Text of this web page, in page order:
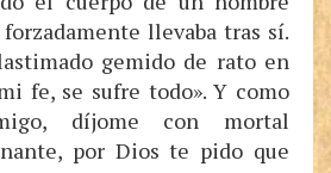
llevaba tras sí.
gemido de rato en
fe, se sufre todo». Y como
díjome con mortal
por Dios te pido que